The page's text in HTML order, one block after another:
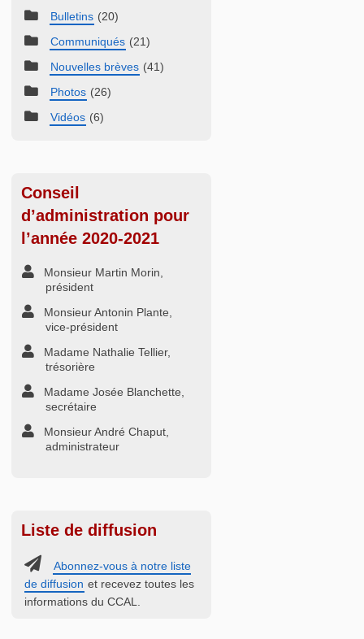
Bulletins (20)
Communiqués (21)
Nouvelles brèves (41)
Photos (26)
Vidéos (6)
Conseil
d’administration pour
l’année 2020-2021
Monsieur Martin Morin,
président
Monsieur Antonin Plante,
vice-président
Madame Nathalie Tellier,
trésorière
Madame Josée Blanchette,
secrétaire
Monsieur André Chaput,
administrateur
Liste de diffusion
Abonnez-vous à notre liste
de diffusion et recevez toutes les
informations du CCAL.